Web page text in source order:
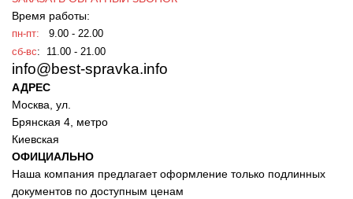
Время работы:
пн-пт: 9.00 - 22.00
сб-вс: 11.00 - 21.00
info@best-spravka.info
АДРЕС
Москва, ул.
Брянская 4, метро
Киевская
ОФИЦИАЛЬНО
Наша компания предлагает оформление только подлинных
документов по доступным ценам